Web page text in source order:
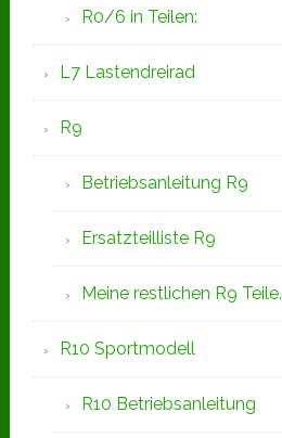
R0/6 in Teilen:
L7 Lastendreirad
R9
Betriebsanleitung R9
Ersatzteilliste R9
Meine restlichen R9 Teile.
R10 Sportmodell
R10 Betriebsanleitung